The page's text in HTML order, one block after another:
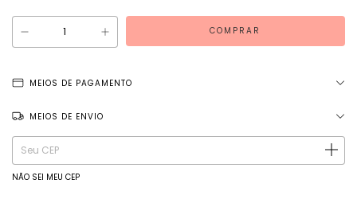
MEIOS DE PAGAMENTO
MEIOS DE ENVIO
Entregas para o CEP:
ALTERAR CEP
NÃO SEI MEU CEP